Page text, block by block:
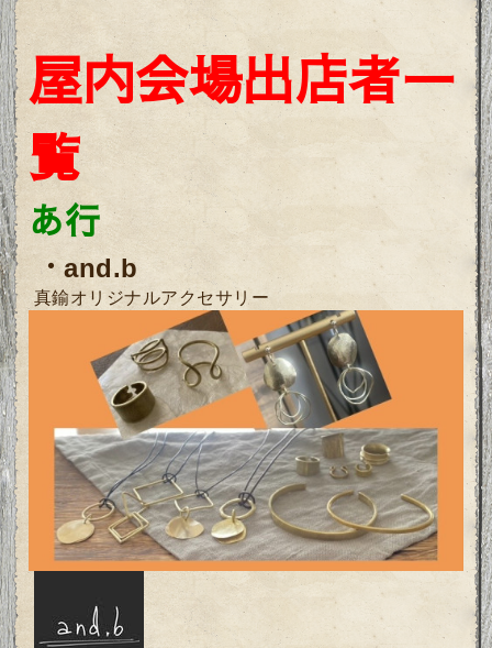
屋内会場出店者一
覧
あ行
・and.b
真鍮オリジナルアクセサリー